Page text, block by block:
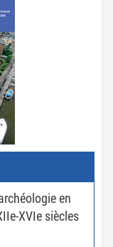
en
XVIe siècles